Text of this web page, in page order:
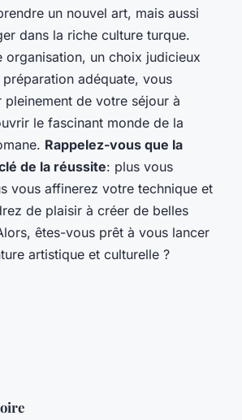
un nouvel art, mais aussi
dans la riche culture turque.
organisation, un choix judicieux
adéquate, vous
de votre séjour à
le fascinant monde de la
Rappelez-vous que la
de la réussite: plus vous
vous affinerez votre technique et
de plaisir à créer de belles
êtes-vous prêt à vous lancer
artistique et culturelle ?